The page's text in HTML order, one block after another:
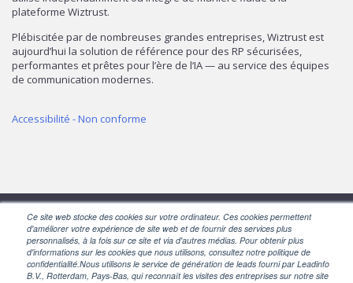
Ce site web stocke des cookies sur votre ordinateur. Ces cookies permettent
d'améliorer votre expérience de site web et de fournir des services plus
personnalisés, à la fois sur ce site et via d'autres médias. Pour obtenir plus
d'informations sur les cookies que nous utilisons, consultez notre politique de
confidentialité.Nous utilisons le service de génération de leads fourni par Leadinfo
B.V., Rotterdam, Pays-Bas, qui reconnaît les visites des entreprises sur notre site
plateforme Wiztrust.
Plébiscitée par de nombreuses grandes entreprises, Wiztrust est
aujourd’hui la solution de référence pour des RP sécurisées,
performantes et prêtes pour l’ère de l’IA — au service des équipes
de communication modernes.
Accessibilité - Non conforme
SUIVEZ-NOUS